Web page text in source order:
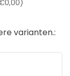
varianten.: